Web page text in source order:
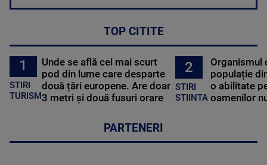
TOP CITITE
1
STIRI
TURISM
Unde se află cel mai scurt
pod din lume care desparte
două țări europene. Are doar
3 metri și două fusuri orare
2
STIRI
STIINTA
Organismul
populație
o abilitate
oamenilor
PARTENERI